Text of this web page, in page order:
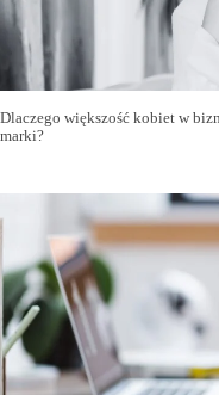
Dlaczego większość kobiet w
marki?